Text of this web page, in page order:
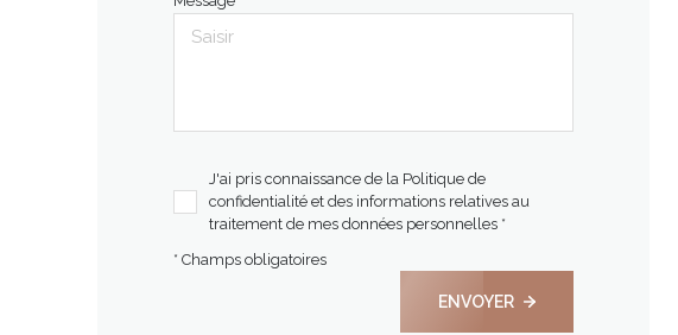
J'ai pris connaissance de la Politique de
confidentialité et des informations relatives au
traitement de mes données personnelles *
* Champs obligatoires
ENVOYER